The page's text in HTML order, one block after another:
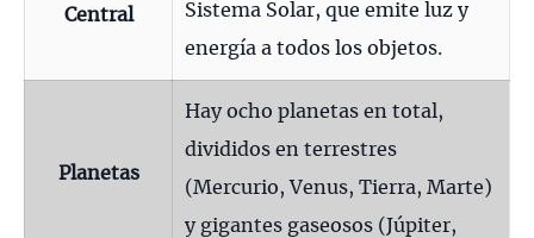
Central
Sistema Solar, que emite luz y
energía a todos los objetos.
Planetas
Hay ocho planetas en total,
divididos en terrestres
(Mercurio, Venus, Tierra, Marte)
y gigantes gaseosos (Júpiter,